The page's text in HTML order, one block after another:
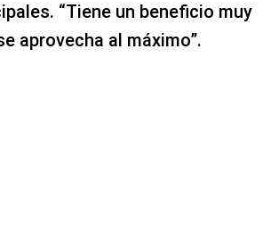
“Tiene un beneficio muy
aprovecha al máximo”.